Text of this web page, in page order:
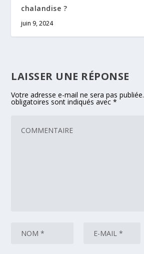
chalandise ?
juin 9, 2024
LAISSER UNE RÉPONSE
Votre adresse e-mail ne sera pas publiée.
obligatoires sont indiqués avec*